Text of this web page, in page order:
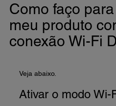
Como faço
meu produto
conexão Wi-Fi
Veja abaixo.
Ativar o modo Wi-